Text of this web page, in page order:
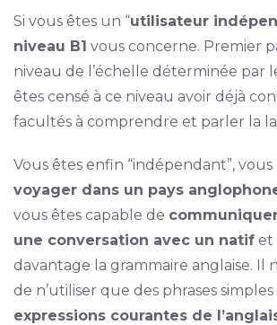
Si vous êtes un “utilisateur
niveau B1 vous concerne. Premier
niveau de l’échelle déterminée par
êtes censé à ce niveau avoir déjà
facultés à comprendre et parler la
Vous êtes enfin “indépendant”, vous
voyager dans un pays
vous êtes capable de
une conversation avec un natifet
davantage la grammaire anglaise. Il
de n’utiliser que des phrases
expressions courantes de